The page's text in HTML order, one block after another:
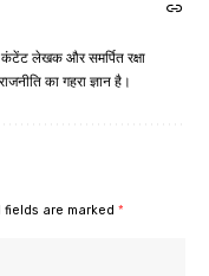
लेखक और समर्पित रक्षा
का गहरा ज्ञान है।
fields are marked *